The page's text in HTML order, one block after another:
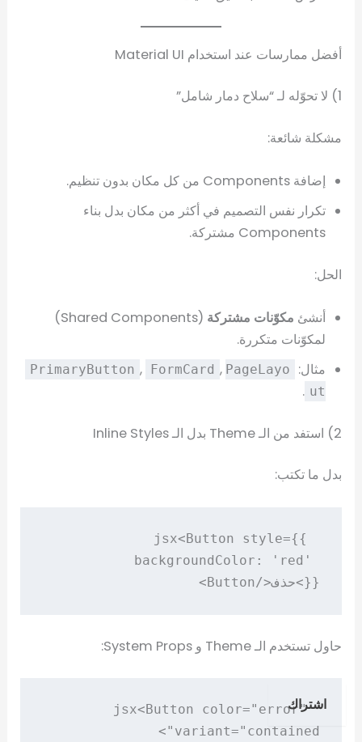
أفضل ممارسات عند استخدام Material UI
1) لا تحوّله لـ “سلاح دمار شامل”
مشكلة شائعة:
إضافة Components من كل مكان بدون تنظيم.
تكرار نفس التصميم في أكثر من مكان بدل بناء
Components مشتركة.
الحل:
أنشئ مكوّنات مشتركة
(Shared Components)
لمكوّنات متكررة.
مثال:
PrimaryButton , FormCard , PageLayo
ut
.
2) استفد من الـ Theme بدل الـ Inline Styles
بدل ما تكتب:
jsx<Button style={{
backgroundColor: 'red'
}}>حذف</Button>
حاول تستخدم الـ Theme و System Props:
jsx<Button color="error"
variant="contained">
اشتراك